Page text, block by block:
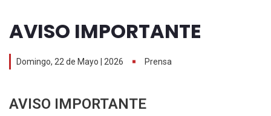
AVISO IMPORTANTE
Domingo, 22 de Mayo | 2026 Prensa
AVISO IMPORTANTE